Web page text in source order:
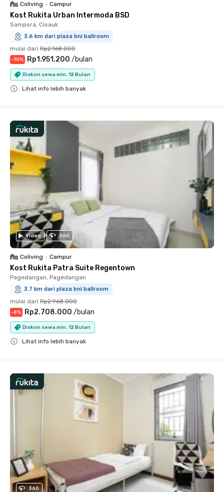
Coliving • Campur
Kost Rukita Urban Intermoda BSD
Sampora, Cisauk
3.6 km dari plaza bni ballroom
mulai dari Rp2.168.000
-10% Rp1.951.200 /bulan
Diskon sewa min. 12 Bulan
Lihat info lebih banyak
Video 360
Coliving • Campur
Kost Rukita Patra Suite Regentown
Pagedangan, Pagedangan
3.7 km dari plaza bni ballroom
mulai dari Rp2.968.000
-8% Rp2.708.000 /bulan
Diskon sewa min. 12 Bulan
Lihat info lebih banyak
360